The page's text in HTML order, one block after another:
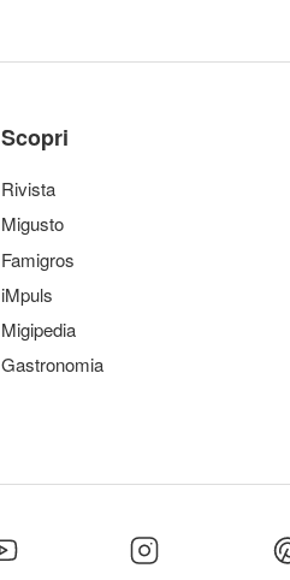
Scopri
Rivista
Migusto
Famigros
iMpuls
Migipedia
Gastronomia